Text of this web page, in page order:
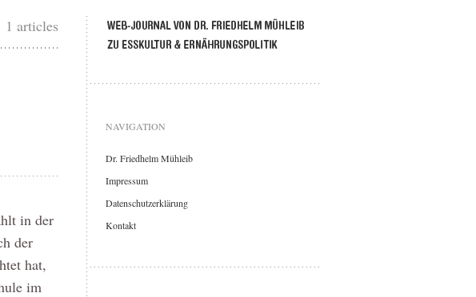
1 articles
in der
der
hat,
im
NAVIGATION
Dr. Friedhelm Mühleib
Impressum
Datenschutzerklärung
Kontakt